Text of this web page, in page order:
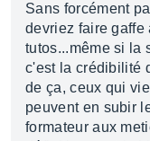
Sans forcément
devriez faire gaffe
tutos...même si la
c'est la crédibilité
de ça, ceux qui
peuvent en subir
formateur aux